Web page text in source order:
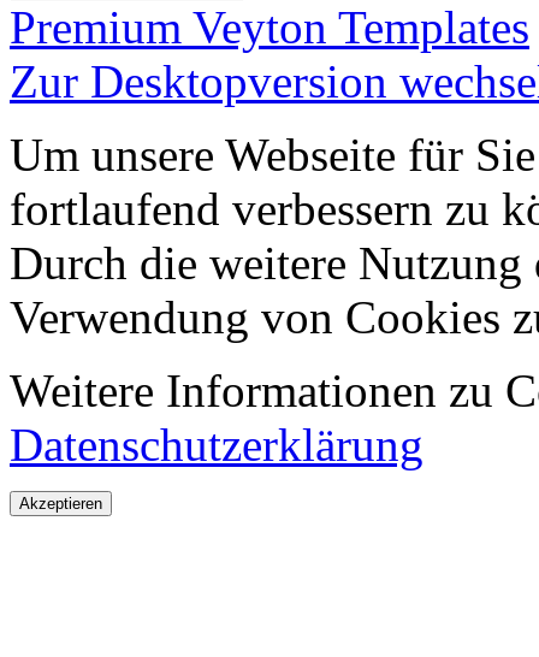
Premium Veyton Templates
Zur Desktopversion
Um unsere Webseite für
fortlaufend verbessern zu
Durch die weitere Nutzung
Verwendung von Cookies
Weitere Informationen zu
Datenschutzerklärung
Akzeptieren